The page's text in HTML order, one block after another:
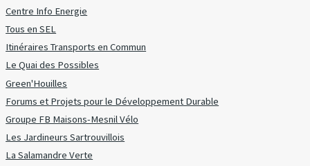
Centre Info Energie
Tous en SEL
Itinéraires Transports en Commun
Le Quai des Possibles
Green'Houilles
Forums et Projets pour le Développement Durable
Groupe FB Maisons-Mesnil Vélo
Les Jardineurs Sartrouvillois
La Salamandre Verte